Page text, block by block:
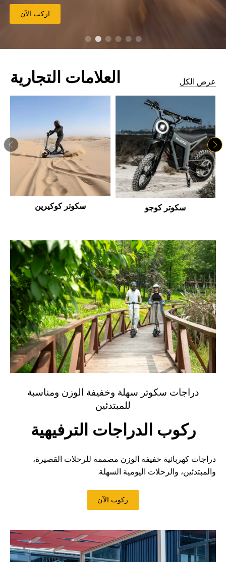
اركب الآن
العلامات التجارية عرض الكل
سكوتر كوكيرين سكوتر كوجو
دراجات سكوتر سهلة وخفيفة الوزن ومناسبة
للمبتدئين
ركوب الدراجات الترفيهية
دراجات كهربائية خفيفة الوزن مصممة للرحلات القصيرة،
والمبتدئين، والرحلات اليومية السهلة.
ركوب الآن